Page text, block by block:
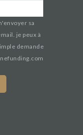
sa
je peux à
demande